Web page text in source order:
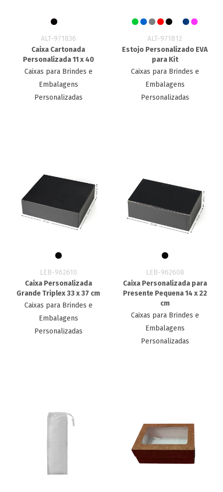
ALT-971836
Caixa Cartonada
Personalizada 11 x 40
Caixas para Brindes e
Embalagens
Personalizadas
ALT-971812
Estojo Personalizado EVA
para Kit
Caixas para Brindes e
Embalagens
Personalizadas
LEB-962610
Caixa Personalizada
Grande Triplex 33 x 37 cm
Caixas para Brindes e
Embalagens
Personalizadas
LEB-962608
Caixa Personalizada para
Presente Pequena 14 x 22
cm
Caixas para Brindes e
Embalagens
Personalizadas